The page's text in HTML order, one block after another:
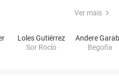
Ver mais
Loles Gutiérrez
Sor Rocío
Begoña